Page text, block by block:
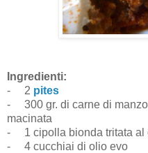
Ingredienti:
-
2 pites
-
300 gr. di carne di
macinata
-
1 cipolla bionda tritata al
-
4 cucchiai di olio evo